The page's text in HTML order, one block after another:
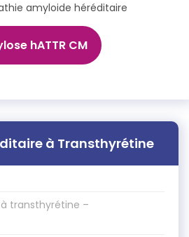
amyloide héréditaire
hATTR CM
à Transthyrétine
transthyrétine –